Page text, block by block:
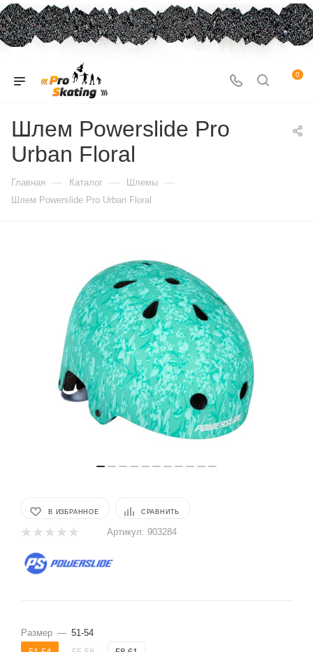
0
Шлем Powerslide Pro
Urban Floral
Главная — Каталог — Шлемы —
Шлем Powerslide Pro Urban Floral
В ИЗБРАННОЕ СРАВНИТЬ
Артикул: 903284
Размер — 51-54